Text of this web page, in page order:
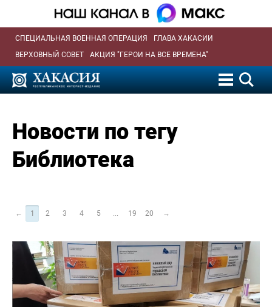
СПЕЦИАЛЬНАЯ ВОЕННАЯ ОПЕРАЦИЯ
ГЛАВА ХАКАСИИ
ВЕРХОВНЫЙ СОВЕТ
АКЦИЯ "ГЕРОИ НА ВСЕ ВРЕМЕНА"
Новости по тегу
Библиотека
← 1 2 3 4 5 19 20 →